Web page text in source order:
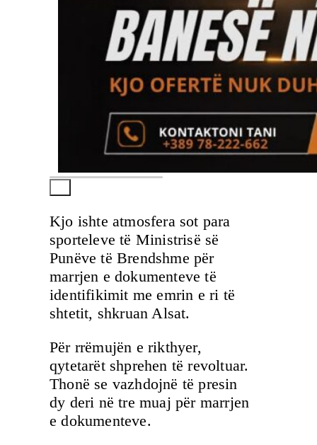
Kjo ishte atmosfera sot para
sporteleve të Ministrisë së
Punëve të Brendshme për
marrjen e dokumenteve të
identifikimit me emrin e ri të
shtetit, shkruan Alsat.
Për rrëmujën e rikthyer,
qytetarët shprehen të revoltuar.
Thonë se vazhdojnë të presin
dy deri në tre muaj për marrjen
e dokumenteve.